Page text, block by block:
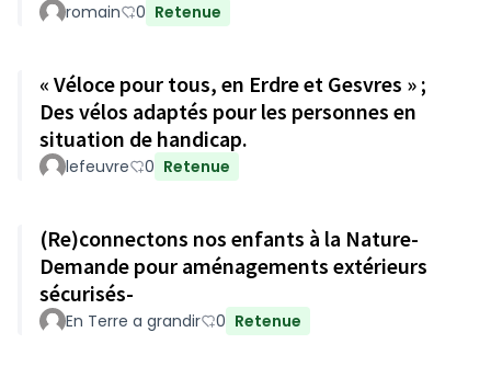
romain 0 Retenue
« Véloce pour tous, en Erdre et Gesvres » ;
Des vélos adaptés pour les personnes en
situation de handicap.
lefeuvre 0 Retenue
(Re)connectons nos enfants à la Nature-
Demande pour aménagements extérieurs
sécurisés-
En Terre a grandir 0 Retenue